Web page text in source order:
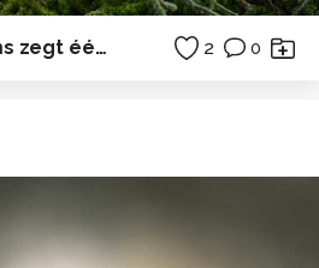
Kuifmangabey - Soms zegt één blik meer dan duizend woorden... ✨ 2 0